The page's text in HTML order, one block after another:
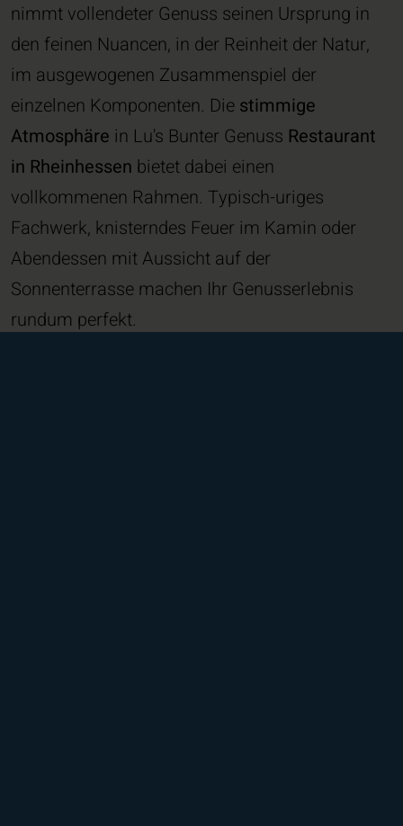
nimmt vollendeter Genuss seinen Ursprung in
den feinen Nuancen, in der Reinheit der Natur,
im ausgewogenen Zusammenspiel der
einzelnen Komponenten. Die stimmige
Atmosphäre in Lu's Bunter Genuss Restaurant
in Rheinhessen bietet dabei einen
vollkommenen Rahmen. Typisch-uriges
Fachwerk, knisterndes Feuer im Kamin oder
Abendessen mit Aussicht auf der
Sonnenterrasse machen Ihr Genusserlebnis
rundum perfekt.